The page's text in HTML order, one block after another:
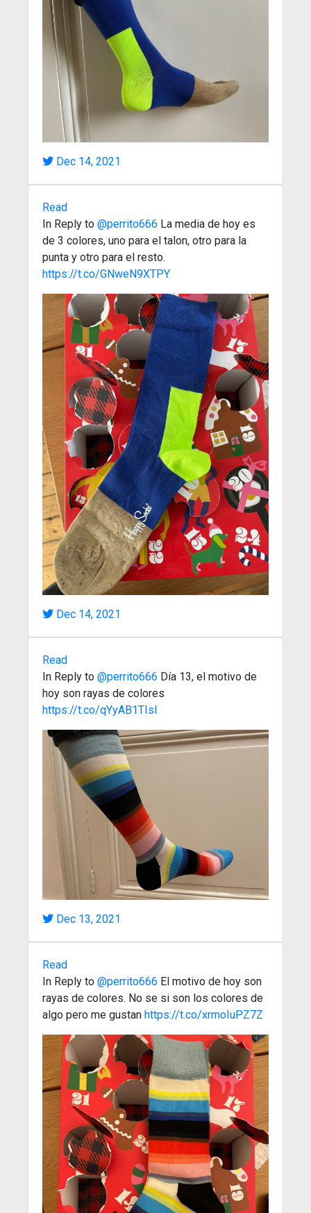
Dec 14, 2021
Read
In Reply to @perrito666 La media de hoy es
de 3 colores, uno para el talon, otro para la
punta y otro para el resto.
https://t.co/GNweN9XTPY
Dec 14, 2021
Read
In Reply to @perrito666 Día 13, el motivo de
hoy son rayas de colores
https://t.co/qYyAB1TIsl
Dec 13, 2021
Read
In Reply to @perrito666 El motivo de hoy son
rayas de colores. No se si son los colores de
algo pero me gustan https://t.co/xrmoIuPZ7Z